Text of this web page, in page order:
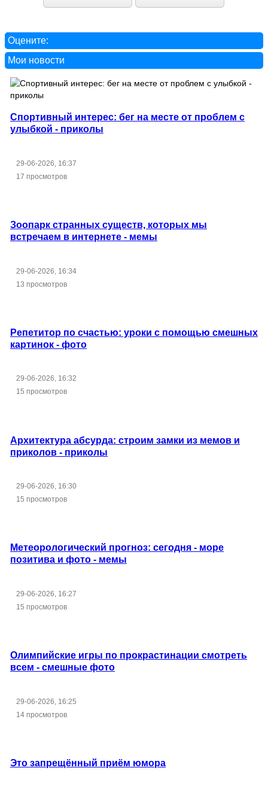
Оцените:
Мои новости
Спортивный интерес: бег на месте от проблем с
улыбкой - приколы
29-06-2026, 16:37
17 просмотров
Зоопарк странных существ, которых мы
встречаем в интернете - мемы
29-06-2026, 16:34
13 просмотров
Репетитор по счастью: уроки с помощью смешных
картинок - фото
29-06-2026, 16:32
15 просмотров
Архитектура абсурда: строим замки из мемов и
приколов - приколы
29-06-2026, 16:30
15 просмотров
Метеорологический прогноз: сегодня - море
позитива и фото - мемы
29-06-2026, 16:27
15 просмотров
Олимпийские игры по прокрастинации смотреть
всем - смешные фото
29-06-2026, 16:25
14 просмотров
Это запрещённый приём юмора